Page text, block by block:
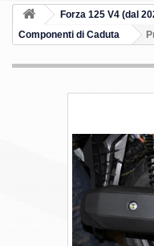
Forza 125 V4 (dal
Componenti di Caduta